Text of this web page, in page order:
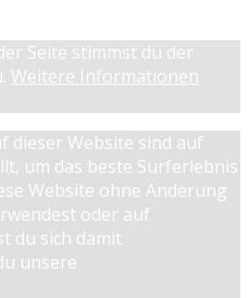
Seite stimmst du der
Weitere Informationen
dieser Website sind auf
um das beste Surferlebnis
Website ohne Änderung
oder auf
du sich damit
unsere